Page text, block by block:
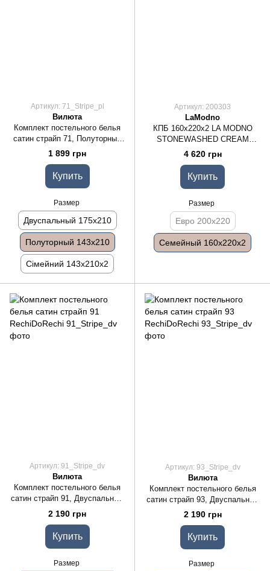
Артикул: 71_Stripe_pl
Вилюта
Комплект постельного белья
сатин страйп 71, Полуторный
143x210
1 899 грн
Купить
Размер
Двуспальный 175x210
Полуторный 143x210
Сімейний 143х210х2
Артикул: 200303
LaModno
КПБ 160x220x2 LA MODNO
STONEWASHED CREAM
(200303)
4 620 грн
Купить
Размер
Евро 200x220
Семейный 160x220x2
Артикул: 91_Stripe_dv
Вилюта
Комплект постельного белья
сатин страйп 91, Двуспальный
175x210
2 190 грн
Купить
Размер
Артикул: 93_Stripe_dv
Вилюта
Комплект постельного белья
сатин страйп 93, Двуспальный
175x210
2 190 грн
Купить
Размер